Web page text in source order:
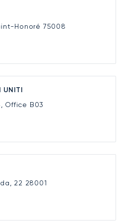
Honoré 75008
UNITI
Office B03
22 28001